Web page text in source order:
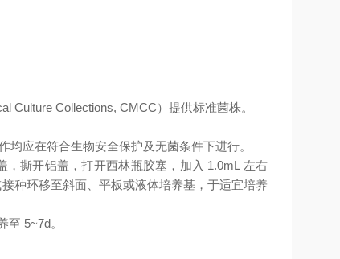
Culture Collections, CMCC）提供标准菌株。
应在符合生物安全保护及无菌条件下进行。
撕开铝盖，打开西林瓶胶塞，加入 1.0mL 左右
种环移至斜面、平板或液体培养基，于适宜培养
5~7d。